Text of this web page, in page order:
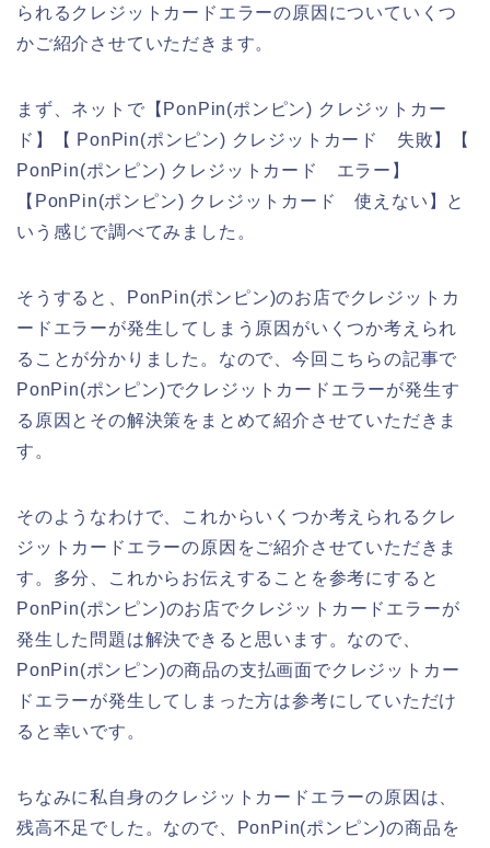
られるクレジットカードエラーの原因についていくつ
かご紹介させていただきます。
まず、ネットで【PonPin(ポンピン) クレジットカー
ド】【 PonPin(ポンピン) クレジットカード 失敗】【
PonPin(ポンピン) クレジットカード エラー】
【PonPin(ポンピン) クレジットカード 使えない】と
いう感じで調べてみました。
そうすると、PonPin(ポンピン)のお店でクレジットカ
ードエラーが発生してしまう原因がいくつか考えられ
ることが分かりました。なので、今回こちらの記事で
PonPin(ポンピン)でクレジットカードエラーが発生す
る原因とその解決策をまとめて紹介させていただきま
す。
そのようなわけで、これからいくつか考えられるクレ
ジットカードエラーの原因をご紹介させていただきま
す。多分、これからお伝えすることを参考にすると
PonPin(ポンピン)のお店でクレジットカードエラーが
発生した問題は解決できると思います。なので、
PonPin(ポンピン)の商品の支払画面でクレジットカー
ドエラーが発生してしまった方は参考にしていただけ
ると幸いです。
ちなみに私自身のクレジットカードエラーの原因は、
残高不足でした。なので、PonPin(ポンピン)の商品を